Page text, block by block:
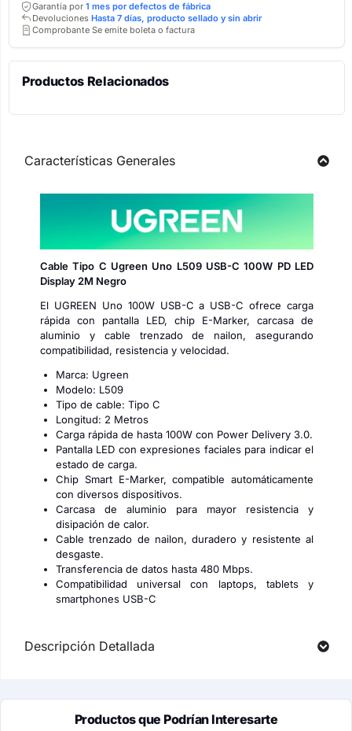
Garantía por 1 mes por defectos de fábrica
Devoluciones Hasta 7 días, producto sellado y sin abrir
Comprobante Se emite boleta o factura
Productos Relacionados
Características Generales
Cable Tipo C Ugreen Uno L509 USB-C 100W PD LED
Display 2M Negro
El UGREEN Uno 100W USB-C a USB-C ofrece carga
rápida con pantalla LED, chip E-Marker, carcasa de
aluminio y cable trenzado de nailon, asegurando
compatibilidad, resistencia y velocidad.
Marca: Ugreen
Modelo: L509
Tipo de cable: Tipo C
Longitud: 2 Metros
Carga rápida de hasta 100W con Power Delivery 3.0.
Pantalla LED con expresiones faciales para indicar el
estado de carga.
Chip Smart E-Marker, compatible automáticamente
con diversos dispositivos.
Carcasa de aluminio para mayor resistencia y
disipación de calor.
Cable trenzado de nailon, duradero y resistente al
desgaste.
Transferencia de datos hasta 480 Mbps.
Compatibilidad universal con laptops, tablets y
smartphones USB-C
Descripción Detallada
Productos que Podrían Interesarte